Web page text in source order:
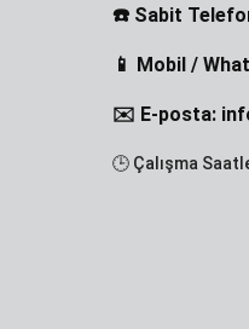
☎️ Sabit
📱 Mobil /
✉️ E-posta:
🕒 Çalışma